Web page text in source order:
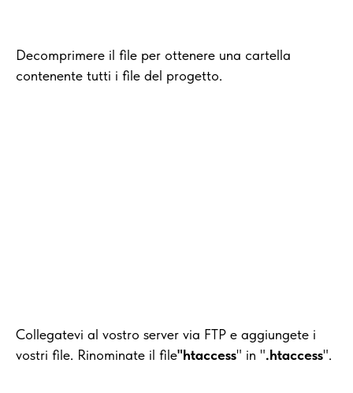
Decomprimere il file per ottenere una cartella
contenente tutti i file del progetto.
Collegatevi al vostro server via FTP e aggiungete i
vostri file. Rinominate il file"htaccess" in ".htaccess".